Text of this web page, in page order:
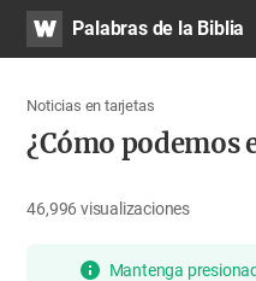
WATVPalabras de la Biblia
Noticias en tarjetas
¿Cómo podemos
46,996visualizaciones
Mantenga